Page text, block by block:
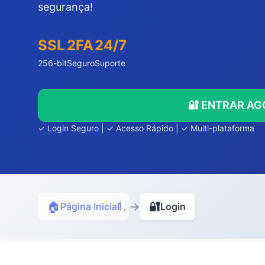
segurança!
SSL
256-bit
2FA
Seguro
24/7
Suporte
🔐 ENTRAR
✓ Login Seguro | ✓ Acesso Rápido | ✓ Multi-plataforma
🏠 Página Inicial → 🔐Login